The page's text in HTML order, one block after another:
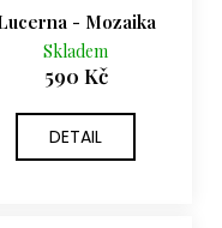
- Mozaika
Skladem
590 Kč
DETAIL